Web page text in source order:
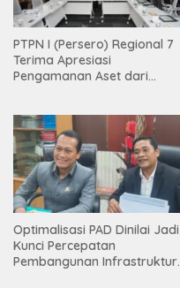
PTPN I (Persero) Regional 7
Terima Apresiasi
Pengamanan Aset dari
Optimalisasi PAD Dinilai Jadi
Kunci Percepatan
Pembangunan Infrastruktur